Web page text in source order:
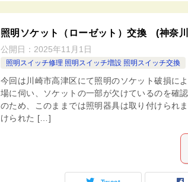
照明ソケット（ローゼット）交換 (神奈
公開日： 2025年11月1日
照明スイッチ修理 照明スイッチ増設 照明スイッチ交換
今回は川崎市高津区にて照明のソケット破損に
場に伺い、ソケットの一部が欠けているのを確
のため、このままでは照明器具は取り付けられ
けられた […]